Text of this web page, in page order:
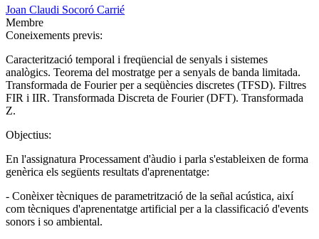
Joan Claudi Socoró Carrié
Membre
Coneixements previs:
Caracterització temporal i freqüencial de senyals i sistemes
analògics. Teorema del mostratge per a senyals de banda limitada.
Transformada de Fourier per a seqüències discretes (TFSD). Filtres
FIR i IIR. Transformada Discreta de Fourier (DFT). Transformada
Z.
Objectius:
En l'assignatura Processament d'àudio i parla s'estableixen de forma
genèrica els següents resultats d'aprenentatge:
- Conèixer tècniques de parametrització de la señal acústica, així
com tècniques d'aprenentatge artificial per a la classificació d'events
sonors i so ambiental.